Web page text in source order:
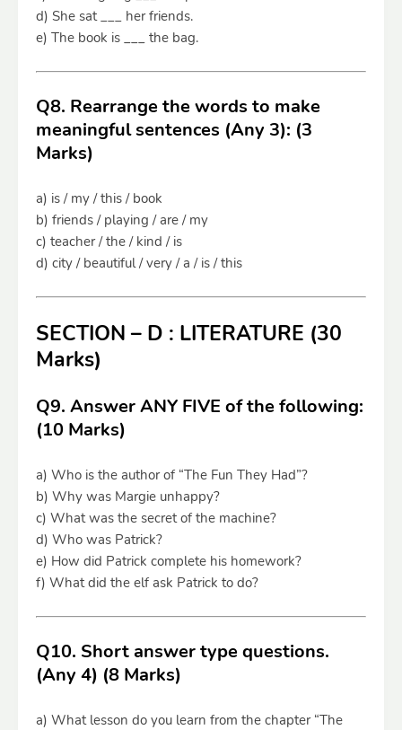
d) She sat ___ her friends.
e) The book is ___ the bag.
Q8. Rearrange the words to make
meaningful sentences (Any 3): (3
Marks)
a) is / my / this / book
b) friends / playing / are / my
c) teacher / the / kind / is
d) city / beautiful / very / a / is / this
SECTION – D : LITERATURE (30
Marks)
Q9. Answer ANY FIVE of the following:
(10 Marks)
a) Who is the author of “The Fun They Had”?
b) Why was Margie unhappy?
c) What was the secret of the machine?
d) Who was Patrick?
e) How did Patrick complete his homework?
f) What did the elf ask Patrick to do?
Q10. Short answer type questions.
(Any 4) (8 Marks)
a) What lesson do you learn from the chapter “The